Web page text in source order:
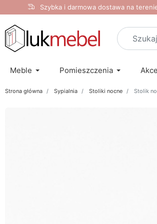
Szybka i darmowa dostawa na
Meble Pomieszczenia
Strona główna Sypialnia Stoliki nocne Stolik